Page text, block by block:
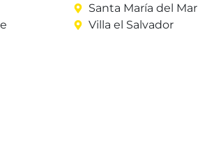
Santa María del Mar
Villa el Salvador